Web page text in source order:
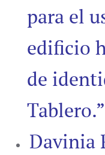
para el
edificio
de
Tablero.”
Davinia